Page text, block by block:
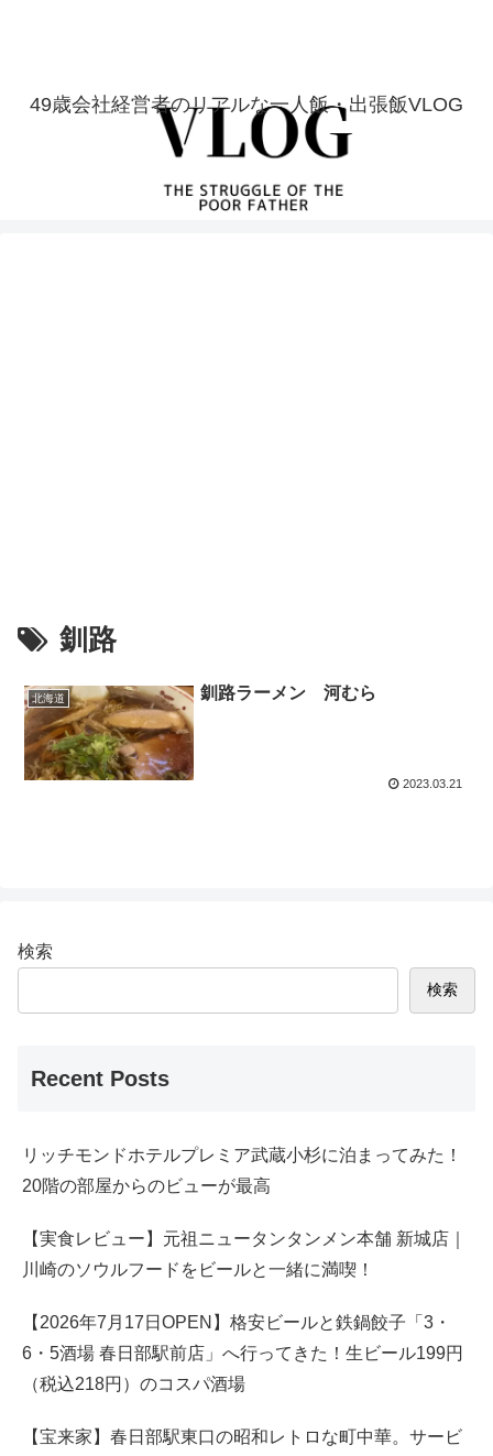
49歳会社経営者のリアルな一人飯・出張飯VLOG
釧路
北海道 釧路ラーメン 河むら
2023.03.21
検索
検索
Recent Posts
リッチモンドホテルプレミア武蔵小杉に泊まってみた！
20階の部屋からのビューが最高
【実食レビュー】元祖ニュータンタンメン本舗 新城店｜
川崎のソウルフードをビールと一緒に満喫！
【2026年7月17日OPEN】格安ビールと鉄鍋餃子「3・
6・5酒場 春日部駅前店」へ行ってきた！生ビール199円
（税込218円）のコスパ酒場
【宝来家】春日部駅東口の昭和レトロな町中華。サービ